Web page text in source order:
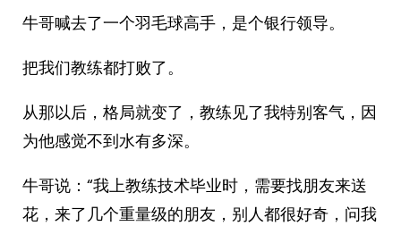
牛哥喊去了一个羽毛球高手，是个银行领导。
把我们教练都打败了。
从那以后，格局就变了，教练见了我特别客气，因
为他感觉不到水有多深。
牛哥说：“我上教练技术毕业时，需要找朋友来送
花，来了几个重量级的朋友，别人都很好奇，问我